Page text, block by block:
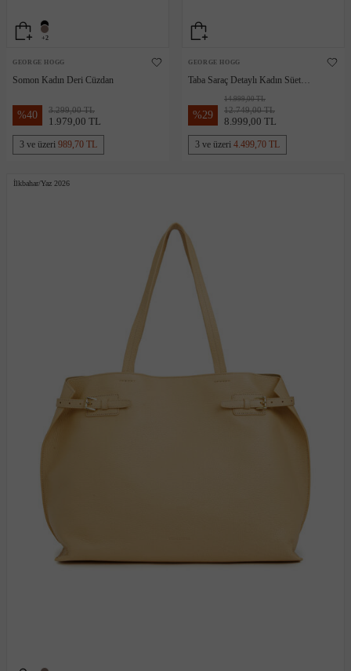
+2
GEORGE HOGG
Somon Kadın Deri Cüzdan
%40 3.299,00 TL
1.979,00 TL
3 ve üzeri 989,70 TL
GEORGE HOGG
Taba Saraç Detaylı Kadın Süet
%29
14.999,00 TL
12.749,00 TL
8.999,00 TL
3 ve üzeri 4.499,70 TL
İlkbahar/Yaz 2026